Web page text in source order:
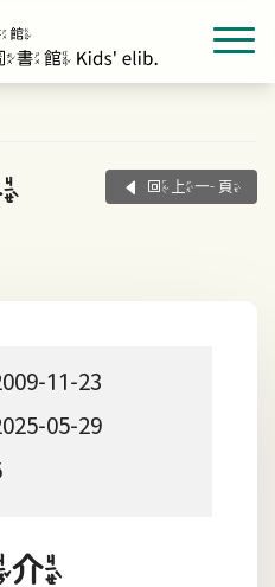
回上一頁
11-23
05-29
介